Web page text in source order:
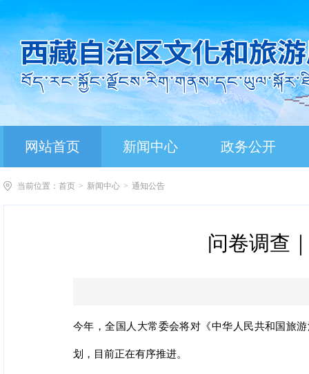
网站首页 新闻中心 政务公开
当前位置： 首页 > 新闻中心 > 通知公告
问卷调查
今年，全国人大常委会将对《中华人民共和国旅
划，目前正在有序推进。